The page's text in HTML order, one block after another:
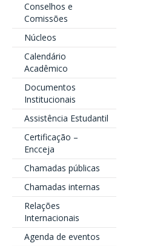
Conselhos e
Comissões
Núcleos
Calendário
Acadêmico
Documentos
Institucionais
Assistência Estudantil
Certificação –
Encceja
Chamadas públicas
Chamadas internas
Relações
Internacionais
Agenda de eventos